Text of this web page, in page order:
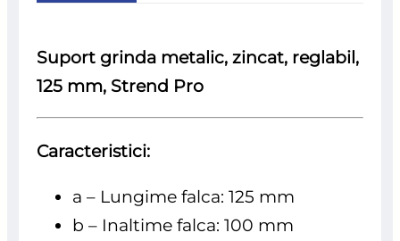
Suport grinda metalic, zincat, reglabil,
125 mm, Strend Pro
Caracteristici:
a – Lungime falca: 125 mm
b – Inaltime falca: 100 mm